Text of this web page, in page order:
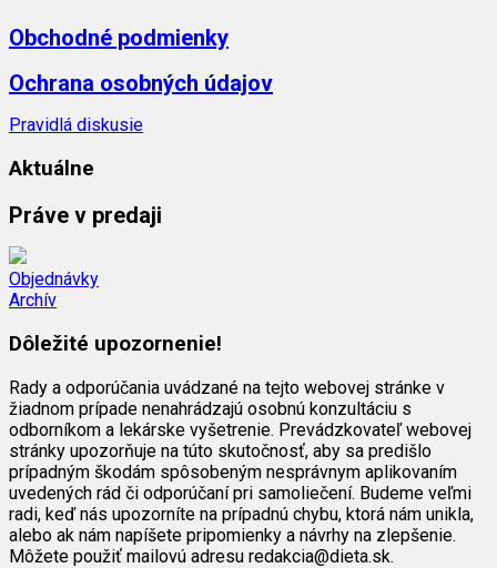
Obchodné podmienky
Ochrana osobných údajov
Pravidlá diskusie
Aktuálne
Práve v predaji
Objednávky
Archív
Dôležité upozornenie!
Rady a odporúčania uvádzané na tejto webovej stránke v
žiadnom prípade nenahrádzajú osobnú konzultáciu s
odborníkom a lekárske vyšetrenie. Prevádzkovateľ webovej
stránky upozorňuje na túto skutočnosť, aby sa predišlo
prípadným škodám spôsobeným nesprávnym aplikovaním
uvedených rád či odporúčaní pri samoliečení. Budeme veľmi
radi, keď nás upozorníte na prípadnú chybu, ktorá nám unikla,
alebo ak nám napíšete pripomienky a návrhy na zlepšenie.
Môžete použiť mailovú adresu redakcia@dieta.sk.